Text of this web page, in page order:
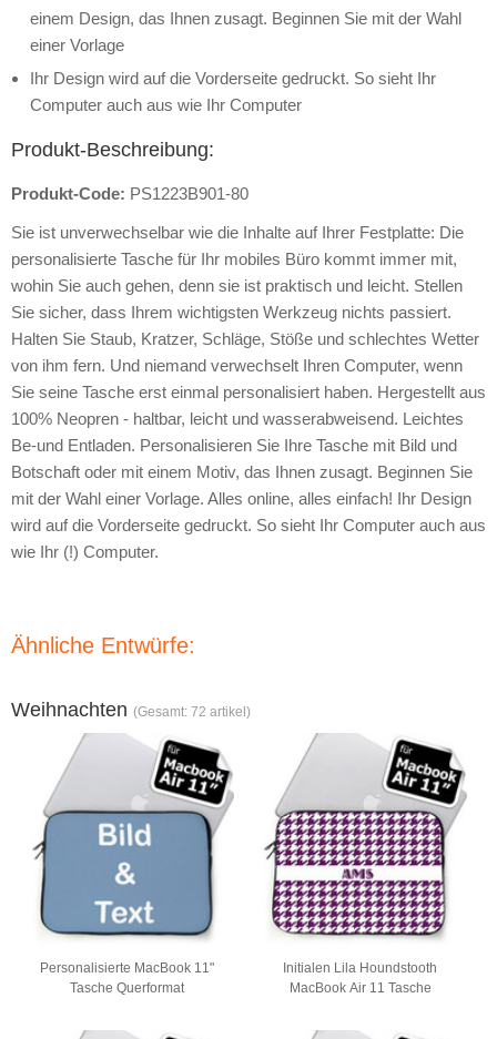
einem Design, das Ihnen zusagt. Beginnen Sie mit der Wahl
einer Vorlage
Ihr Design wird auf die Vorderseite gedruckt. So sieht Ihr
Computer auch aus wie Ihr Computer
Produkt-Beschreibung:
Produkt-Code: PS1223B901-80
Sie ist unverwechselbar wie die Inhalte auf Ihrer Festplatte: Die
personalisierte Tasche für Ihr mobiles Büro kommt immer mit,
wohin Sie auch gehen, denn sie ist praktisch und leicht. Stellen
Sie sicher, dass Ihrem wichtigsten Werkzeug nichts passiert.
Halten Sie Staub, Kratzer, Schläge, Stöße und schlechtes Wetter
von ihm fern. Und niemand verwechselt Ihren Computer, wenn
Sie seine Tasche erst einmal personalisiert haben. Hergestellt aus
100% Neopren - haltbar, leicht und wasserabweisend. Leichtes
Be-und Entladen. Personalisieren Sie Ihre Tasche mit Bild und
Botschaft oder mit einem Motiv, das Ihnen zusagt. Beginnen Sie
mit der Wahl einer Vorlage. Alles online, alles einfach! Ihr Design
wird auf die Vorderseite gedruckt. So sieht Ihr Computer auch aus
wie Ihr (!) Computer.
Ähnliche Entwürfe:
Weihnachten (Gesamt: 72 artikel)
Personalisierte MacBook 11"
Tasche Querformat
Initialen Lila Houndstooth
MacBook Air 11 Tasche